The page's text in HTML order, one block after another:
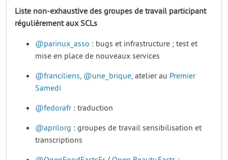
Liste non-exhaustive des groupes de travail participant
régulièrement aux SCLs
@parinux_asso : bugs et infrastructure ; test et
mise en place de nouveaux services
@franciliens, @une_brique, atelier au Premier
Samedi
@fedorafr: traduction
@aprilorg : groupes de travail sensibilisation et
transcriptions